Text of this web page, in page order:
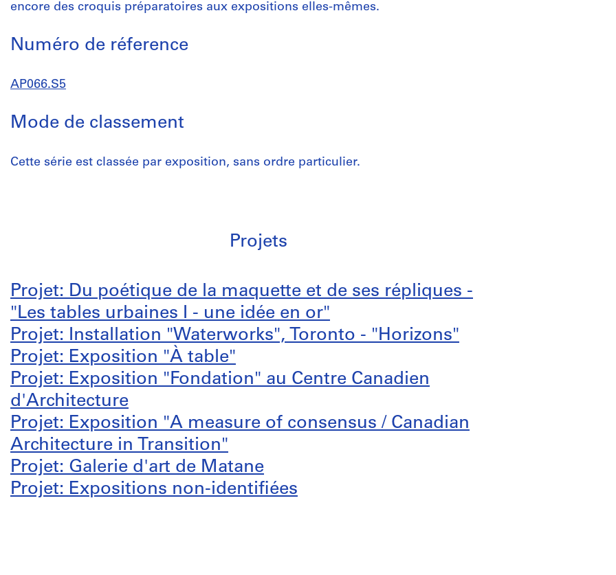
encore des croquis préparatoires aux expositions elles-mêmes.
Numéro de réference
AP066.S5
Mode de classement
Cette série est classée par exposition, sans ordre particulier.
Projets
Projet: Du poétique de la maquette et de ses répliques -
"Les tables urbaines I - une idée en or"
Projet: Installation "Waterworks", Toronto - "Horizons"
Projet: Exposition "À table"
Projet: Exposition "Fondation" au Centre Canadien
d'Architecture
Projet: Exposition "A measure of consensus / Canadian
Architecture in Transition"
Projet: Galerie d'art de Matane
Projet: Expositions non-identifiées